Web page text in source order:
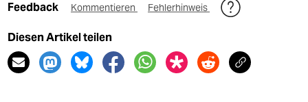
Feedback Kommentieren Fehlerhinweis
Diesen Artikel teilen